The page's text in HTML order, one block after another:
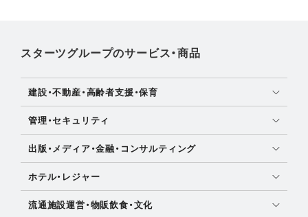
スターツグループのサービス・商品
建設・不動産・高齢者支援・保育
土地活用・免震住宅
新築分譲マンション・新築戸建
賃貸・売買物件情報
管理・セキュリティ
マンション・アパート管理
社宅管理
ビル管理
出版・メディア・金融・コンサルティング
女性・OL向け情報
住宅ローン
ホテル・レジャー
ディズニーリゾート(R)パートナーホテル
流通施設運営・物販飲食・文化